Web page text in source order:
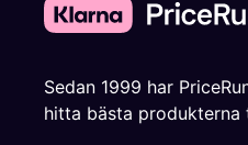
Sedan 1999 har
hitta bästa produkterna